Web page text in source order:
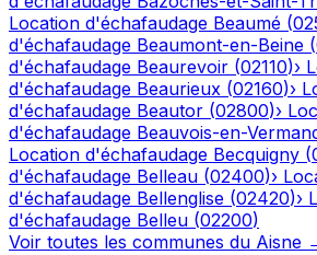
Location d'échafaudage Beaumé (
d'échafaudage Beaumont-en-Beine (
d'échafaudage Beaurevoir (02110)›
d'échafaudage Beaurieux (02160)›
d'échafaudage Beautor (02800)›
d'échafaudage Beauvois-en-
Location d'échafaudage Becquigny (
d'échafaudage Belleau (02400)›
d'échafaudage Bellenglise (02420)›
d'échafaudage Belleu (02200)
Voir toutes les communes du Aisne